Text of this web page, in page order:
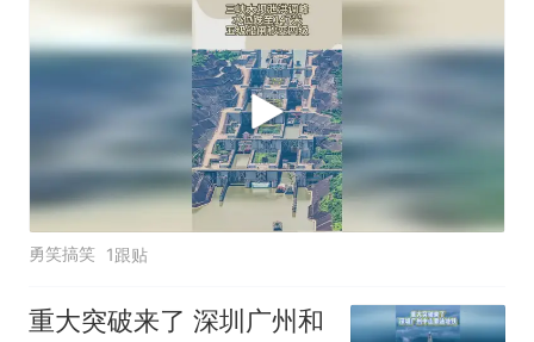
勇笑搞笑 1跟贴
重大突破来了 深圳广州和